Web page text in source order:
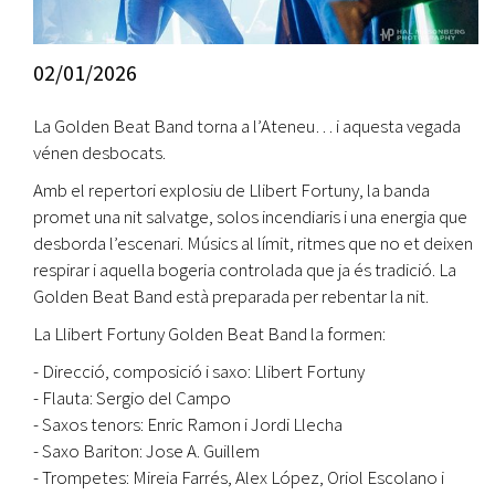
02/01/2026
La Golden Beat Band torna a l’Ateneu… i aquesta vegada
vénen desbocats.
Amb el repertori explosiu de Llibert Fortuny, la banda
promet una nit salvatge, solos incendiaris i una energia que
desborda l’escenari. Músics al límit, ritmes que no et deixen
respirar i aquella bogeria controlada que ja és tradició. La
Golden Beat Band està preparada per rebentar la nit.
La Llibert Fortuny Golden Beat Band la formen:
- Direcció, composició i saxo: Llibert Fortuny
- Flauta: Sergio del Campo
- Saxos tenors: Enric Ramon i Jordi Llecha
- Saxo Bariton: Jose A. Guillem
- Trompetes: Mireia Farrés, Alex López, Oriol Escolano i